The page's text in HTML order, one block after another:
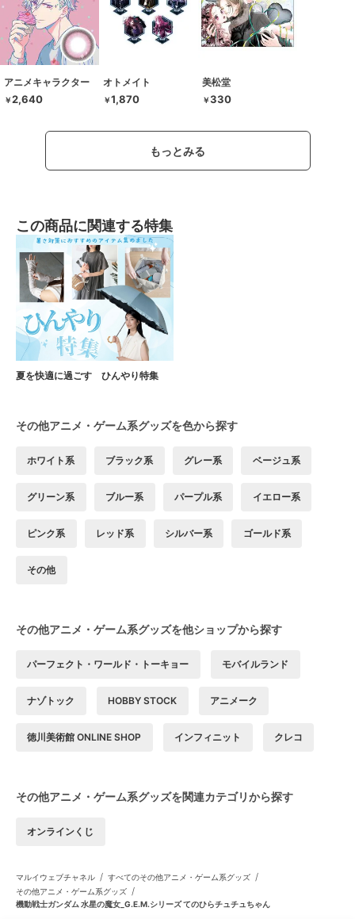
アニメキャラクター
￥2,640
オトメイト
￥1,870
美松堂
￥330
もっとみる
この商品に関連する特集
夏を快適に過ごす ひんやり特集
その他アニメ・ゲーム系グッズを色から探す
ホワイト系 ブラック系 グレー系 ベージュ系
グリーン系 ブルー系 パープル系 イエロー系
ピンク系 レッド系 シルバー系 ゴールド系
その他
その他アニメ・ゲーム系グッズを他ショップから探す
パーフェクト・ワールド・トーキョー モバイルランド
ナゾトック HOBBY STOCK アニメーク
徳川美術館 ONLINE SHOP インフィニット クレコ
その他アニメ・ゲーム系グッズを関連カテゴリから探す
オンラインくじ
マルイウェブチャネル / すべてのその他アニメ・ゲーム系グッズ /
その他アニメ・ゲーム系グッズ /
機動戦士ガンダム 水星の魔女_G.E.M.シリーズ てのひらチュチュちゃん